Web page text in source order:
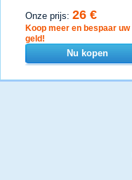
Onze prijs: 26 €
Koop meer en bespaar uw
geld!
Nu kopen